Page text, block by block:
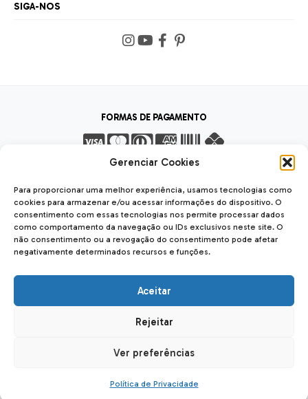
Gerenciar Cookies
Para proporcionar uma melhor experiência, usamos tecnologias como
cookies para armazenar e/ou acessar informações do dispositivo. O
consentimento com essas tecnologias nos permite processar dados
como comportamento da navegação ou IDs exclusivos neste site. O
não consentimento ou a revogação do consentimento pode afetar
negativamente determinados recursos e funções.
Aceitar
Rejeitar
Ver preferências
Política de Privacidade
SIGA-NOS
FORMAS DE PAGAMENTO
SEGURANÇA
SSL Seguro Safe
Forseti Usinagem LTDA| CNPJ: 12.040.842/0001-56